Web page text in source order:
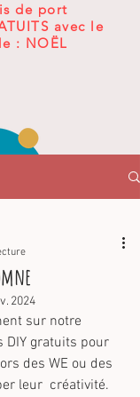
de port
avec le
: NOËL
2024
sur notre
DIY gratuits pour
des WE ou des
leur  créativité.